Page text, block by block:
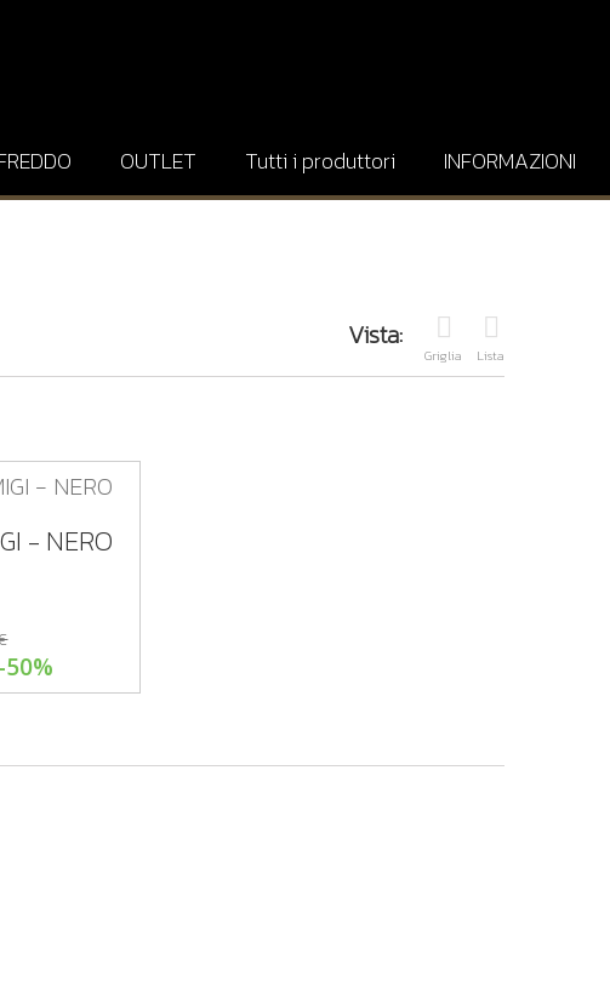
OUTLET Tutti i produttori INFORMAZIONI
Vista:
Griglia Lista
- NERO
-50%